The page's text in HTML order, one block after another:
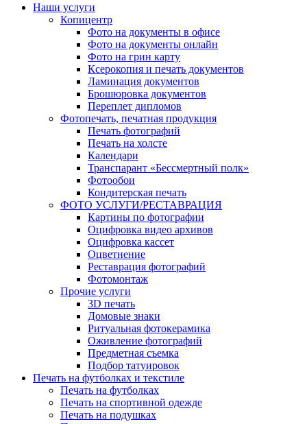
Наши услуги
Копицентр
Фото на документы в офисе
Фото на документы онлайн
Фото на грин карту
Ксерокопия и печать документов
Ламинация документов
Брошюровка документов
Переплет дипломов
Фотопечать, печатная продукция
Печать фотографий
Печать на холсте
Календари
Транспарант «Бессмертный полк»
Фотообои
Кондитерская печать
ФОТО УСЛУГИ/РЕСТАВРАЦИЯ
Картины по фотографии
Оцифровка видео архивов
Оцифровка кассет
Оцветнение
Реставрация фотографий
Фотомонтаж
Прочие услуги
3D печать
Домовые знаки
Ритуальная фотокерамика
Оживление фотографий
Предметная съемка
Подбор татуировок
Печать на футболках и текстиле
Печать на футболках
Печать на спортивной одежде
Печать на подушках